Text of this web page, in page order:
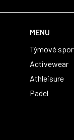
MENU
Týmové
Activewear
Athleisure
Padel